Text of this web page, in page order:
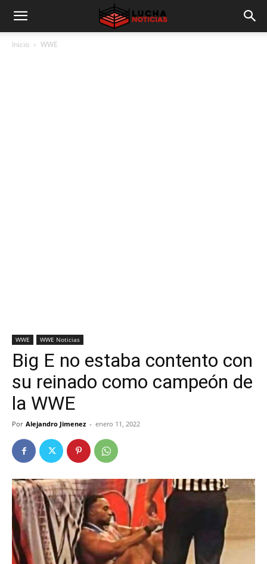
Inicio WWE
WWE WWE Noticias
Big E no estaba contento con
su reinado como campeón de
la WWE
Por Alejandro Jimenez - enero 11, 2022